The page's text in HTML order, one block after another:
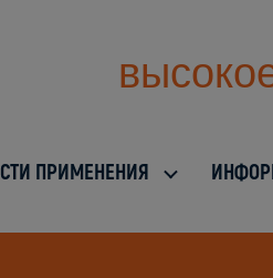
ПРИМЕНЕНИЯ